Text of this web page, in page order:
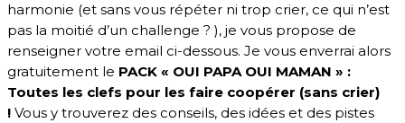
harmonie (et sans vous répéter ni trop crier, ce qui n’est
pas la moitié d’un challenge ? ), je vous propose de
renseigner votre email ci-dessous. Je vous enverrai alors
gratuitement le PACK « OUI PAPA OUI MAMAN » :
Toutes les clefs pour les faire coopérer (sans crier)
! Vous y trouverez des conseils, des idées et des pistes